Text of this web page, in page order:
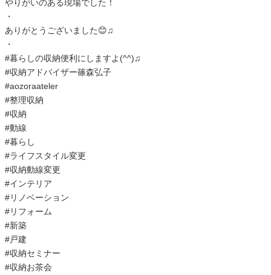
やりがいのある現場でした！
・
ありがとうございました😊♫
・
#暮らしの収納便利にしますよ(^^)♫
#収納アドバイザー篠森弘子
#aozoraateler
#整理収納
#収納
#動線
#暮らし
#ライフスタイル変更
#収納動線変更
#インテリア
#リノベーション
#リフォーム
#新築
#戸建
#収納セミナー
#収納お茶会